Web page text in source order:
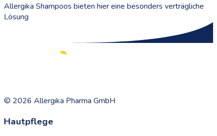
Allergika Shampoos bieten hier eine besonders verträgliche
Lösung
© 2026 Allergika Pharma GmbH
Hautpflege